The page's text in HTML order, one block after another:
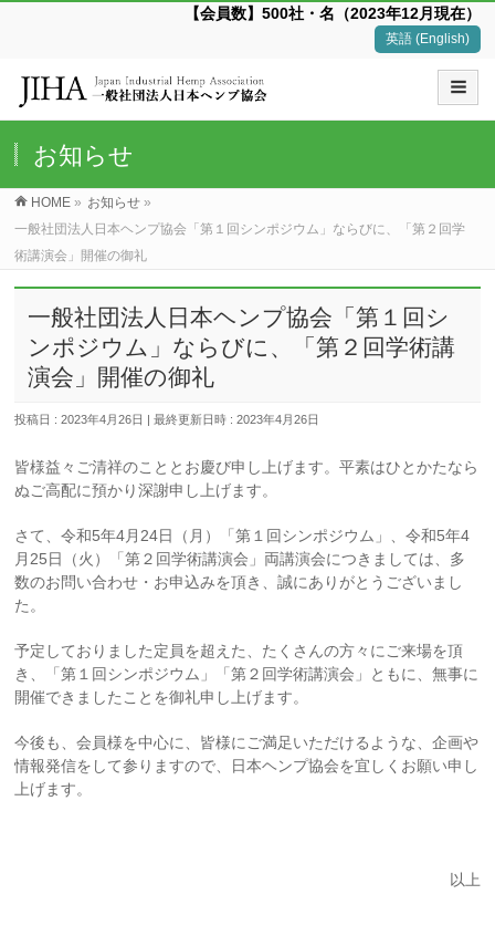
【会員数】500社・名（2023年12月現在）
英語 (English)
お知らせ
HOME » お知らせ »
一般社団法人日本ヘンプ協会「第１回シンポジウム」ならびに、「第２回学
術講演会」開催の御礼
一般社団法人日本ヘンプ協会「第１回シ
ンポジウム」ならびに、「第２回学術講
演会」開催の御礼
投稿日 : 2023年4月26日 最終更新日時 : 2023年4月26日
皆様益々ご清祥のこととお慶び申し上げます。平素はひとかたなら
ぬご高配に預かり深謝申し上げます。
さて、令和5年4月24日（月）「第１回シンポジウム」、令和5年4
月25日（火）「第２回学術講演会」両講演会につきましては、多
数のお問い合わせ・お申込みを頂き、誠にありがとうございまし
た。
予定しておりました定員を超えた、たくさんの方々にご来場を頂
き、「第１回シンポジウム」「第２回学術講演会」ともに、無事に
開催できましたことを御礼申し上げます。
今後も、会員様を中心に、皆様にご満足いただけるような、企画や
情報発信をして参りますので、日本ヘンプ協会を宜しくお願い申し
上げます。
以上